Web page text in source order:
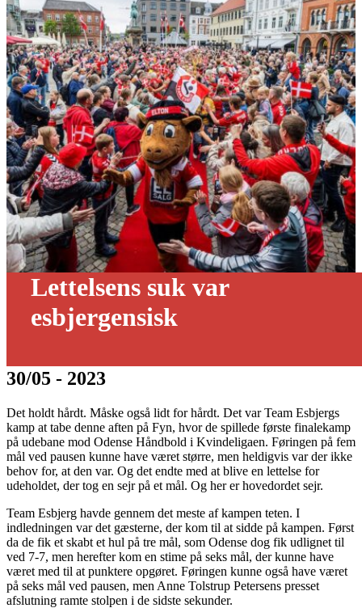
Lettelsens suk var
esbjergensisk
30/05 - 2023
Det holdt hårdt. Måske også lidt for hårdt. Det var Team Esbjergs
kamp at tabe denne aften på Fyn, hvor de spillede første finalekamp
på udebane mod Odense Håndbold i Kvindeligaen. Føringen på fem
mål ved pausen kunne have været større, men heldigvis var der ikke
behov for, at den var. Og det endte med at blive en lettelse for
udeholdet, der tog en sejr på et mål. Og her er hovedordet sejr.
Team Esbjerg havde gennem det meste af kampen teten. I
indledningen var det gæsterne, der kom til at sidde på kampen. Først
da de fik et skabt et hul på tre mål, som Odense dog fik udlignet til
ved 7-7, men herefter kom en stime på seks mål, der kunne have
været med til at punktere opgøret. Føringen kunne også have været
på seks mål ved pausen, men Anne Tolstrup Petersens presset
afslutning ramte stolpen i de sidste sekunder.